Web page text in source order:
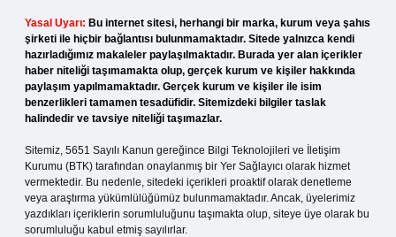
Yasal Uyarı: Bu internet sitesi, herhangi bir marka, kurum veya şahıs
şirketi ile hiçbir bağlantısı bulunmamaktadır. Sitede yalnızca kendi
hazırladığımız makaleler paylaşılmaktadır. Burada yer alan içerikler
haber niteliği taşımamakta olup, gerçek kurum ve kişiler hakkında
paylaşım yapılmamaktadır. Gerçek kurum ve kişiler ile isim
benzerlikleri tamamen tesadüfidir. Sitemizdeki bilgiler taslak
halindedir ve tavsiye niteliği taşımazlar.
Sitemiz, 5651 Sayılı Kanun gereğince Bilgi Teknolojileri ve İletişim
Kurumu (BTK) tarafından onaylanmış bir Yer Sağlayıcı olarak hizmet
vermektedir. Bu nedenle, sitedeki içerikleri proaktif olarak denetleme
veya araştırma yükümlülüğümüz bulunmamaktadır. Ancak, üyelerimiz
yazdıkları içeriklerin sorumluluğunu taşımakta olup, siteye üye olarak bu
sorumluluğu kabul etmiş sayılırlar.